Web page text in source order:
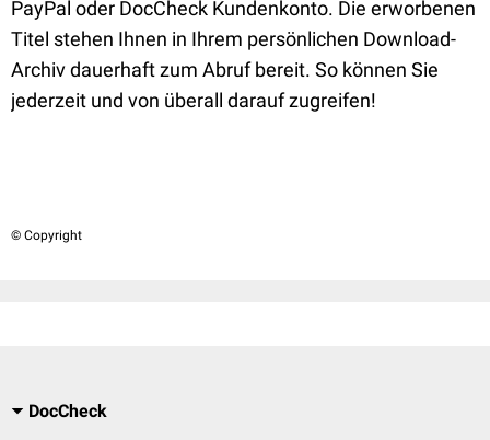
PayPal oder DocCheck Kundenkonto. Die erworbenen
Titel stehen Ihnen in Ihrem persönlichen Download-
Archiv dauerhaft zum Abruf bereit. So können Sie
jederzeit und von überall darauf zugreifen!
© Copyright
DocCheck